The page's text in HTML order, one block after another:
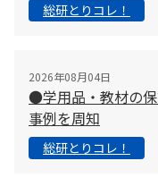
総研とりコレ！
2026年08月04日
●学用品・教材の
事例を周知
総研とりコレ！